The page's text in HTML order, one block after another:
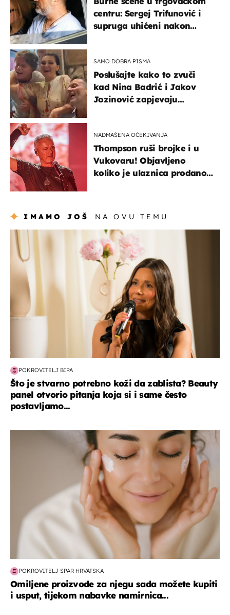
centru: Sergej Trifunović i
supruga uhićeni nakon
SAMO DOBRA PISMA
Poslušajte kako to zvuči
kad Nina Badrić i Jakov
Jozinović zapjevaju
NADMAŠENA OČEKIVANJA
Thompson ruši brojke i u
Vukovaru! Objavljeno
koliko je ulaznica prodano
IMAMO JOŠ NA OVU TEMU
moda & ljepota
POKROVITELJ BIPA
Što je stvarno potrebno koži da zablista? Beauty
panel otvorio pitanja koja si i same često
postavljamo...
moda & ljepota
POKROVITELJ SPAR HRVATSKA
Omiljene proizvode za njegu sada možete kupiti
i usput, tijekom nabavke namirnica...